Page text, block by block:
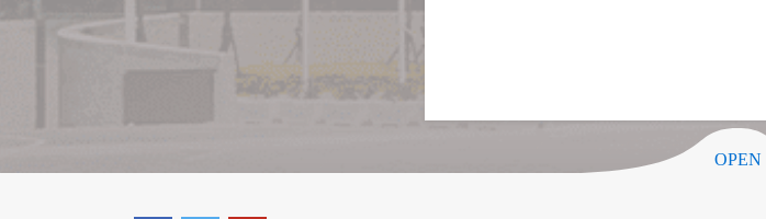
OPEN